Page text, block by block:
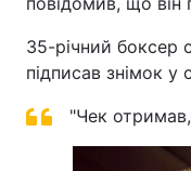
Спорт
Техно і зв'язок
Здоров'я
35-річний боксер
підписав знімок у
"Чек